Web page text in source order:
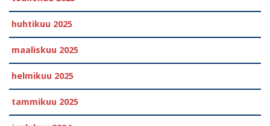
huhtikuu 2025
maaliskuu 2025
helmikuu 2025
tammikuu 2025